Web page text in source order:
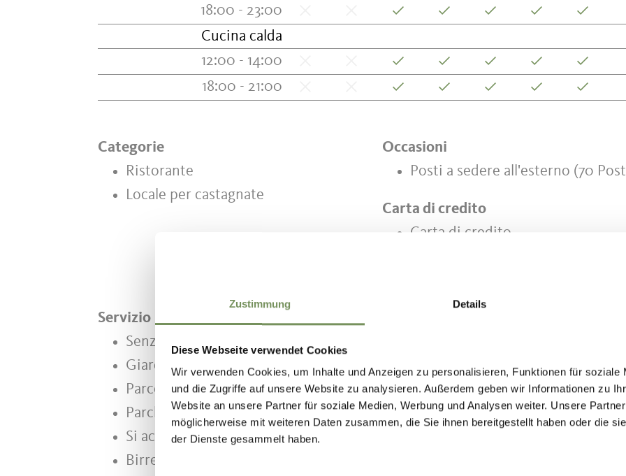
Zustimmung Details
Diese Webseite verwendet Cookies
Wir verwenden Cookies, um Inhalte und Anzeigen zu personalisieren, Funktionen für soziale
und die Zugriffe auf unsere Website zu analysieren. Außerdem geben wir Informationen zu
Website an unsere Partner für soziale Medien, Werbung und Analysen weiter. Unsere
möglicherweise mit weiteren Daten zusammen, die Sie ihnen bereitgestellt haben oder die
der Dienste gesammelt haben.
18:00 - 23:00
Cucina calda
12:00 - 14:00
18:00 - 21:00
Categorie
Ristorante
Locale per castagnate
Occasioni
Posti a sedere all'esterno (70
Carta di credito
Carta di credito
Servizio
Senza barriere architettoniche
Giardino
Parco giochi
Parcheggi
Si accettano cani
Birreria
Specialità altoatesine
Cucina internazionale
Specialità di selvaggina